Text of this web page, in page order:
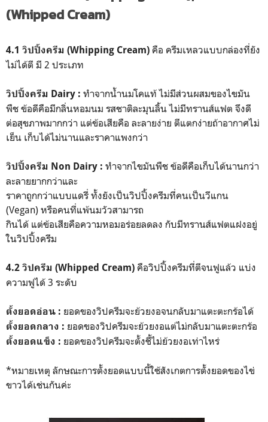
(Whipped Cream)
4.1 วิปปิ้งครีม (Whipping Cream) คือ ครีมเหลวแบบกล่องที่ยัง
ไม่ได้ตี มี 2 ประเภท
วิปปิ้งครีม Dairy : ทำจากน้ำนมโคแท้ ไม่มีส่วนผสมของไขมัน
พืช ข้อดีคือมีกลิ่นหอมนม รสชาติละมุนลิ้น ไม่มีทรานส์แฟต จึงดี
ต่อสุขภาพมากกว่า แต่ข้อเสียคือ ละลายง่าย ตีแตกง่ายถ้าอากาศไม่
เย็น เก็บได้ไม่นานและราคาแพงกว่า
วิปปิ้งครีม Non Dairy : ทำจากไขมันพืช ข้อดีคือเก็บได้นานกว่า
ละลายยากกว่าและ
ราคาถูกกว่าแบบแดรี่ ทั้งยังเป็นวิปปิ้งครีมที่คนเป็นวีแกน
(Vegan) หรือคนที่แพ้นมวัวสามารถ
กินได้ แต่ข้อเสียคือความหอมอร่อยลดลง กับมีทรานส์แฟตแฝงอยู่
ในวิปปิ้งครีม
4.2 วิปครีม (Whipped Cream) คือวิปปิ้งครีมที่ตีจนฟูแล้ว แบ่ง
ความฟูได้ 3 ระดับ
ตั้งยอดอ่อน : ยอดของวิปครีมจะย้วยงอจนกลับมาแตะตะกร้อได้
ตั้งยอดกลาง : ยอดของวิปครีมจะย้วยงอแต่ไม่กลับมาแตะตะกร้อ
ตั้งยอดแข็ง : ยอดของวิปครีมจะตั้งชี้ไม่ย้วยงอเท่าไหร่
*หมายเหตุ ลักษณะการตั้งยอดแบบนี้ใช้สังเกตการตั้งยอดของไข่
ขาวได้เช่นกันค่ะ